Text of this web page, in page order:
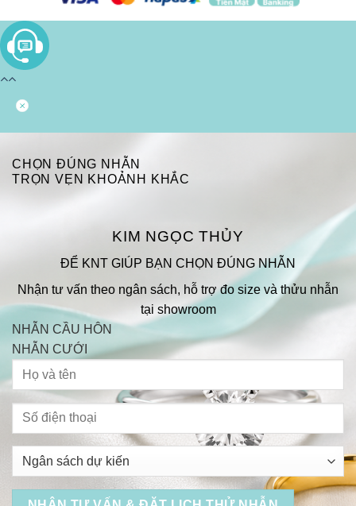
CHỌN ĐÚNG NHẪN
TRỌN VẸN KHOẢNH KHẮC
KIM NGỌC THỦY
ĐỂ KNT GIÚP BẠN CHỌN ĐÚNG NHẪN
Nhận tư vấn theo ngân sách, hỗ trợ đo size và thửu nhẫn
tại showroom
NHẪN CẦU HÔN
NHẪN CƯỚI